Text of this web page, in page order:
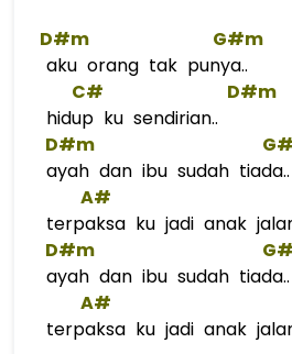
D#m
G#m
aku orang tak punya..
C#
D#m
hidup ku sendirian..
D#m
ayah dan ibu sudah tiada..
A#
terpaksa ku jadi anak
D#m
ayah dan ibu sudah tiada..
A#
terpaksa ku jadi anak